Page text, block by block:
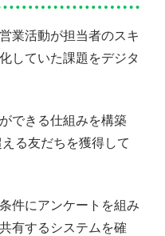
業活動が担当者のスキ
していた課題をデジタ
できる仕組みを構築
る友だちを獲得して
件にアンケートを組み
有するシステムを確